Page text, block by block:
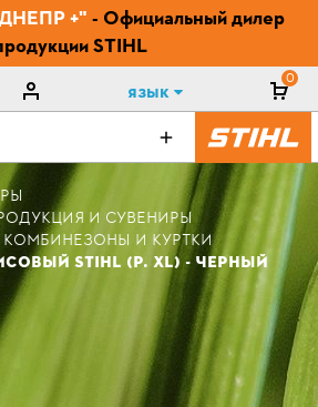
+" - Официальный дилер
STIHL
Язык
0
И СУВЕНИРЫ
КОМБИНЕЗОНЫ И КУРТКИ
STIHL (Р. XL) - ЧЕРНЫЙ